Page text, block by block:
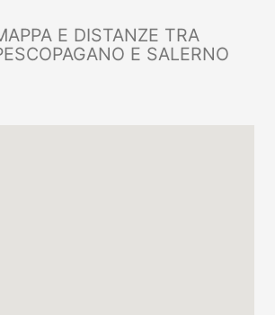
E DISTANZE TRA
E SALERNO